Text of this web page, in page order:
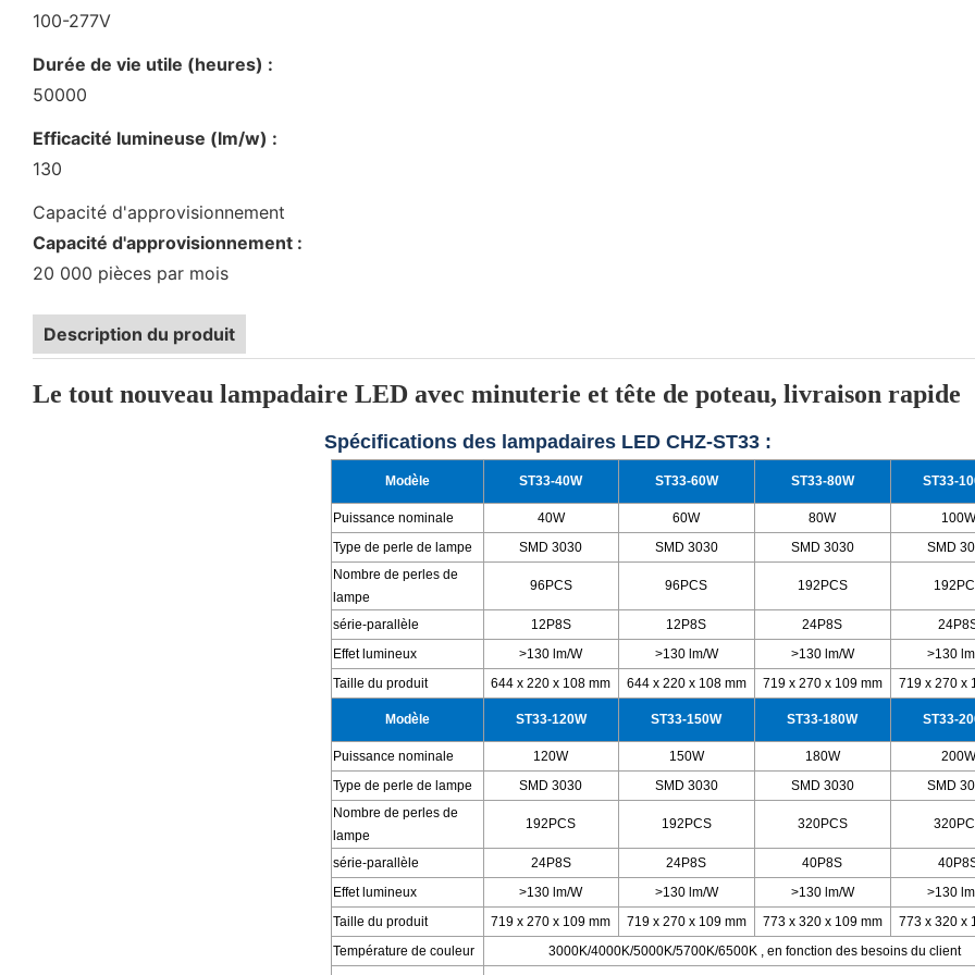
100-277V
Durée de vie utile (heures) :
50000
Efficacité lumineuse (lm/w) :
130
Capacité d'approvisionnement
Capacité d'approvisionnement :
20 000 pièces par mois
Description du produit
Le tout nouveau lampadaire LED avec minuterie et tête de poteau, livraison rapide
Spécifications des lampadaires LED CHZ-ST33 :
Modèle ST33-40W ST33-60W ST33-80W ST33-
Puissance nominale 40W 60W 80W
100W
Type de perle de lampe
SMD 3030 SMD 3030 SMD 3030
SMD
Nombre de perles de
lampe
96PCS 96PCS 192PCS
série-parallèle 12P8S 12P8S 24P8S
Effet lumineux
>130 lm/W >130 lm/W >130 lm/W
>130
Taille du produit
644 x 220 x 108 mm 644 x 220 x 108 mm 719 x 270 x 109 mm 719 x 270 x
Modèle ST33-120W ST33-150W ST33-180W ST33-
Puissance nominale 120W 150W 180W
200W
Type de perle de lampe
SMD 3030 SMD 3030 SMD 3030
SMD
Nombre de perles de
lampe
192PCS 192PCS 320PCS
série-parallèle 24P8S 24P8S 40P8S
Effet lumineux
>130 lm/W >130 lm/W >130 lm/W
>130
Taille du produit
719 x 270 x 109 mm 719 x 270 x 109 mm 773 x 320 x 109 mm
773 x 320 x
Température de couleur
3000K/4000K/5000K/5700K/6500K , en fonction des besoins du client